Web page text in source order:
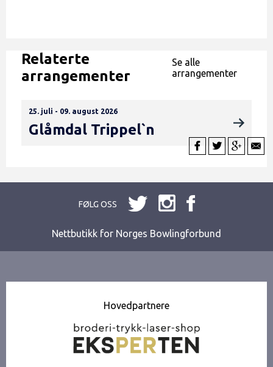
Relaterte
arrangementer
Se alle
arrangementer
25. juli - 09. august 2026
Glåmdal Trippel`n
FØLG OSS
Nettbutikk for Norges Bowlingforbund
Hovedpartnere